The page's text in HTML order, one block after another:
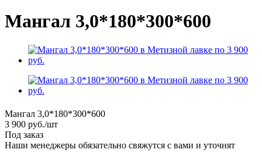
Мангал 3,0*180*300*600
Мангал 3,0*180*300*600
3 900 руб./шт
Под заказ
Наши менеджеры обязательно свяжутся с вами и уточнят